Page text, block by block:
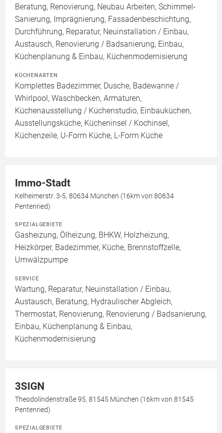
Beratung, Renovierung, Neubau Arbeiten, Schimmel-
Sanierung, Imprägnierung, Fassadenbeschichtung,
Durchführung, Reparatur, Neuinstallation / Einbau,
Austausch, Renovierung / Badsanierung, Einbau,
Küchenplanung & Einbau, Küchenmodernisierung
KÜCHENARTEN
Komplettes Badezimmer, Dusche, Badewanne /
Whirlpool, Waschbecken, Armaturen,
Küchenausstellung / Küchenstudio, Einbauküchen,
Ausstellungsküche, Kücheninsel / Kochinsel,
Küchenzeile, U-Form Küche, L-Form Küche
Immo-Stadt
Kelheimerstr. 3-5, 80634 München (16km von 80634
Pentenried)
SPEZIALGEBIETE
Gasheizung, Ölheizung, BHKW, Holzheizung,
Heizkörper, Badezimmer, Küche, Brennstoffzelle,
Umwälzpumpe
SERVICE
Wartung, Reparatur, Neuinstallation / Einbau,
Austausch, Beratung, Hydraulischer Abgleich,
Thermostat, Renovierung, Renovierung / Badsanierung,
Einbau, Küchenplanung & Einbau,
Küchenmodernisierung
3SIGN
Theodolindenstraße 95, 81545 München (16km von 81545
Pentenried)
SPEZIALGEBIETE